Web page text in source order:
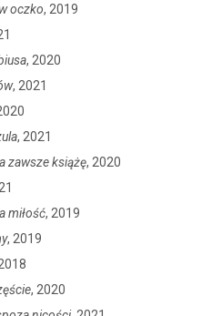
oczko, 2019
, 2020
, 2021
, 2021
zawsze książę, 2020
miłość, 2019
, 2019
, 2020